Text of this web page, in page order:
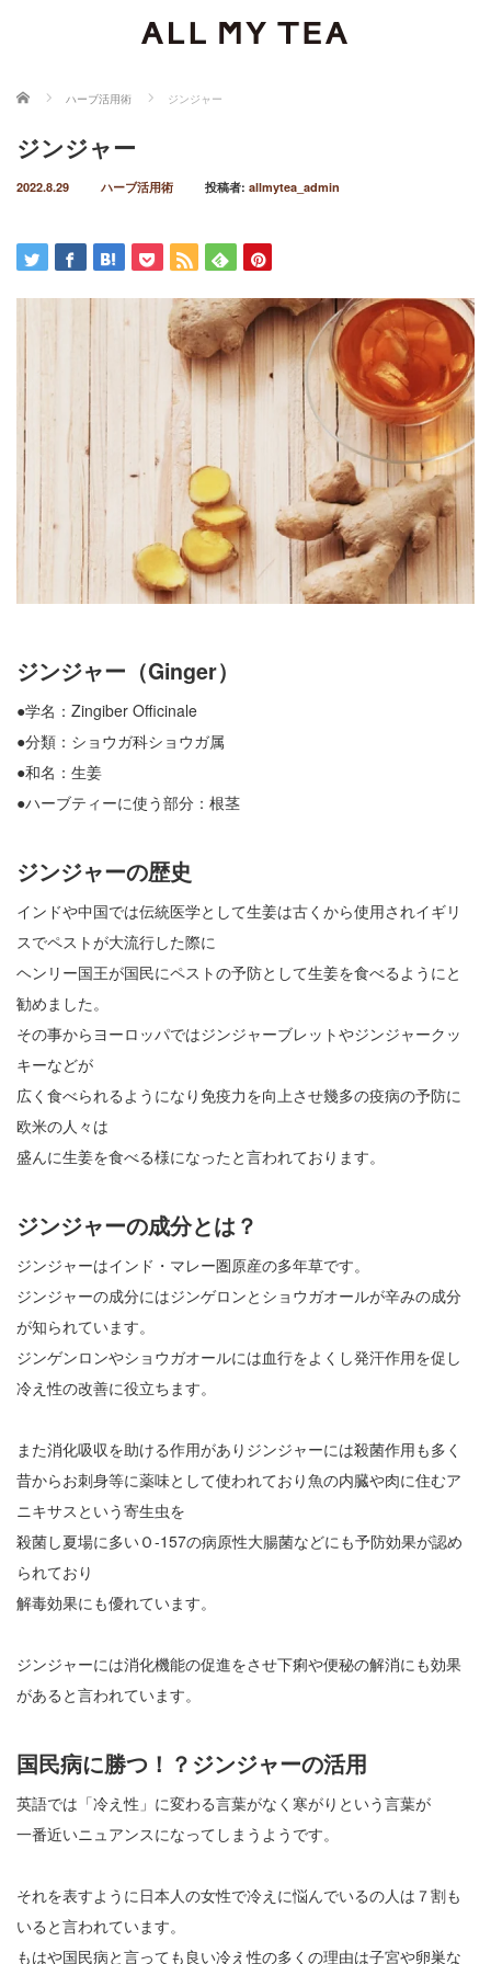
ホーム ハーブ活用術 ジンジャー
ジンジャー
2022.8.29 ハーブ活用術 投稿者: allmytea_admin
ジンジャー（Ginger）
●学名：Zingiber Officinale
●分類：ショウガ科ショウガ属
●和名：生姜
●ハーブティーに使う部分：根茎
ジンジャーの歴史
インドや中国では伝統医学として生姜は古くから使用されイギリ
スでペストが大流行した際に
ヘンリー国王が国民にペストの予防として生姜を食べるようにと
勧めました。
その事からヨーロッパではジンジャーブレットやジンジャークッ
キーなどが
広く食べられるようになり免疫力を向上させ幾多の疫病の予防に
欧米の人々は
盛んに生姜を食べる様になったと言われております。
ジンジャーの成分とは？
ジンジャーはインド・マレー圏原産の多年草です。
ジンジャーの成分にはジンゲロンとショウガオールが辛みの成分
が知られています。
ジンゲンロンやショウガオールには血行をよくし発汗作用を促し
冷え性の改善に役立ちます。
また消化吸収を助ける作用がありジンジャーには殺菌作用も多く
昔からお刺身等に薬味として使われており魚の内臓や肉に住むア
ニキサスという寄生虫を
殺菌し夏場に多いＯ-157の病原性大腸菌などにも予防効果が認め
られており
解毒効果にも優れています。
ジンジャーには消化機能の促進をさせ下痢や便秘の解消にも効果
があると言われています。
国民病に勝つ！？ジンジャーの活用
英語では「冷え性」に変わる言葉がなく寒がりという言葉が
一番近いニュアンスになってしまうようです。
それを表すように日本人の女性で冷えに悩んでいるの人は７割も
いると言われています。
もはや国民病と言っても良い冷え性の多くの理由は子宮や卵巣な